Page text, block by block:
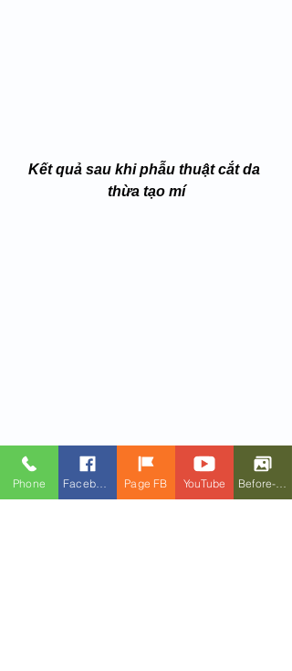
Kết quả sau khi phẫu thuật cắt da
thừa tạo mí
Phone Page FB YouTube